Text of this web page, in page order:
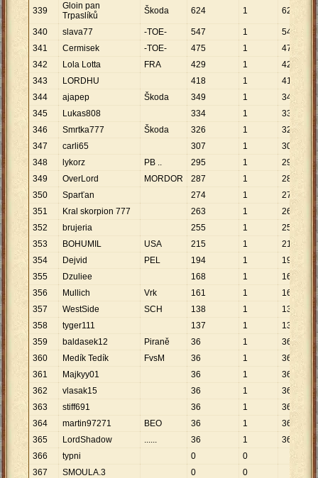
339
Gloin pan
Trpaslíků
Škoda 624 1 624
340 slava77 -TOE- 547 1
547
341
Cermisek -TOE- 475 1
475
342
Lola Lotta FRA 429 1
429
343
LORDHU 418 1
418
344
ajapep Škoda 349 1
349
345
Lukas808 334 1
334
346
Smrtka777 Škoda 326 1
326
347
carli65 307 1
307
348
lykorz PB .. 295 1
295
349
OverLord MORDOR 287 1
287
350
Sparťan 274 1
274
351
Kral skorpion 777 263 1
263
352
brujeria 255 1
255
353
BOHUMIL USA 215 1
215
354
Dejvid PEL 194 1
194
355
Dzuliee 168 1
168
356
Mullich Vrk 161 1
161
357
WestSide SCH 138 1
138
358
tyger111 137 1
137
359
baldasek12 Piraně 36 1
36
360
Medík Tedík FvsM 36 1
36
361
Majkyy01 36 1
36
362
vlasak15 36 1
36
363
stiff691 36 1
36
364
martin97271 BEO 36 1
36
365
LordShadow ...... 36 1
36
366
typni 0
0
367
SMOULA.3 0 0